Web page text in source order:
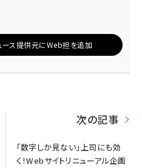
ース提供元にWeb担を追加
次の記事
「数字しか見ない」上司にも効
く！Webサイトリニューアル企画